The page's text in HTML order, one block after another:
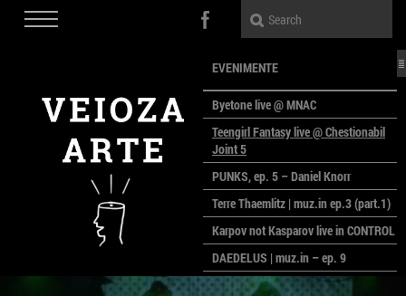
EVENIMENTE
Byetone live @ MNAC
Teengirl Fantasy live @ Chestionabil
Joint 5
PUNKS, ep. 5 – Daniel Knorr
Terre Thaemlitz | muz.in ep.3 (part.1)
Karpov not Kasparov live in CONTROL
DAEDELUS | muz.in – ep. 9
LALELE, LALELE – prima premieră a